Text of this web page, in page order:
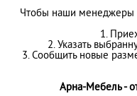
Чтобы наши менеджеры
1.
2. Указать
3. Сообщить новые
Арна-Мебель -